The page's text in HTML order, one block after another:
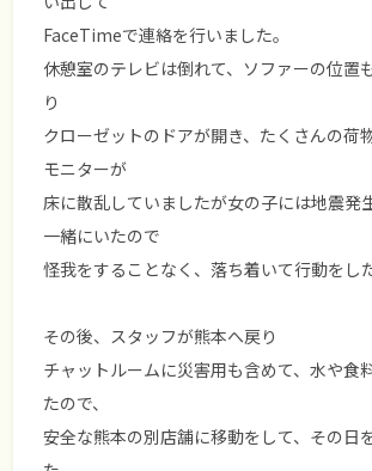
FaceTimeで連絡を行いました。
休憩室のテレビは倒れて、ソファーの位置
り
クローゼットのドアが開き、たくさんの荷
モニターが
床に散乱していましたが女の子には地震発
一緒にいたので
怪我をすることなく、落ち着いて行動をし
その後、スタッフが熊本へ戻り
チャットルームに災害用も含めて、水や食
たので、
安全な熊本の別店舗に移動をして、その日